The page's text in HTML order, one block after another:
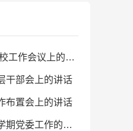
作会议上的讲话
干部会上的讲话
布置会上的讲话
委工作的讲话